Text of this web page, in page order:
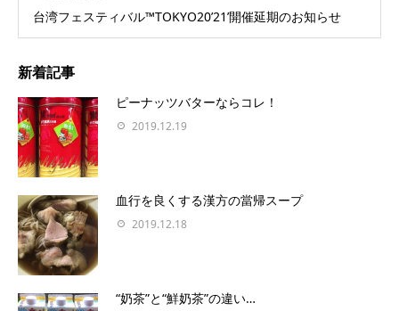
台湾フェスティバル™TOKYO20’21’開催延期のお知らせ
新着記事
ピーナッツバターならコレ！
2019.12.19
血行を良くする漢方の當帰スープ
2019.12.18
“奶茶”と“鮮奶茶”の違い…